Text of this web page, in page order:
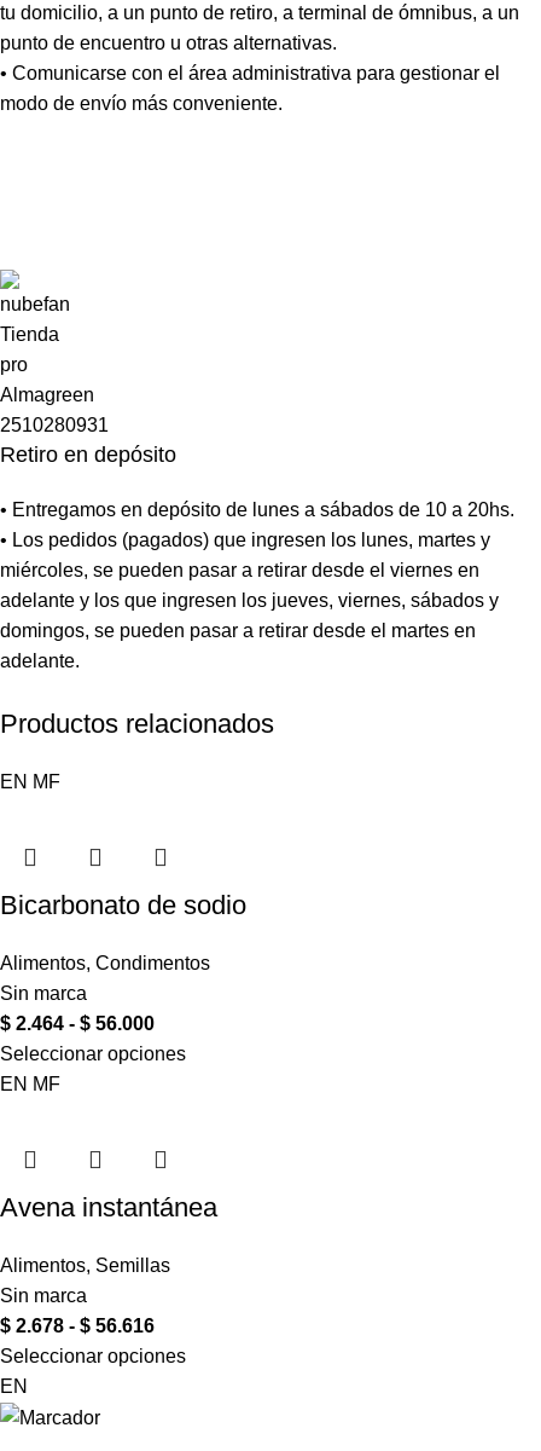
tu domicilio, a un punto de retiro, a terminal de ómnibus, a un
punto de encuentro u otras alternativas.
• Comunicarse con el área administrativa para gestionar el
modo de envío más conveniente.
Retiro en depósito
• Entregamos en depósito de lunes a sábados de 10 a 20hs.
• Los pedidos (pagados) que ingresen los lunes, martes y
miércoles, se pueden pasar a retirar desde el viernes en
adelante y los que ingresen los jueves, viernes, sábados y
domingos, se pueden pasar a retirar desde el martes en
adelante.
Productos relacionados
EN MF
Bicarbonato de sodio
Alimentos, Condimentos
Sin marca
$ 2.464 - $ 56.000
Seleccionar opciones
EN MF
Avena instantánea
Alimentos, Semillas
Sin marca
$ 2.678 - $ 56.616
Seleccionar opciones
EN